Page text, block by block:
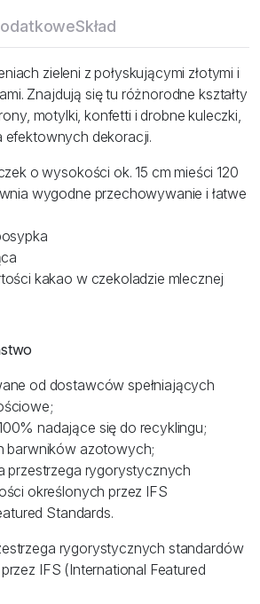
Skład
zieleni z połyskującymi złotymi i
Znajdują się tu różnorodne kształty
motylki, konfetti i drobne kuleczki,
efektownych dekoracji.
o wysokości ok. 15 cm mieści 120
wygodne przechowywanie i łatwe
kakao w czekoladzie mlecznej
od dostawców spełniających
nadające się do recyklingu;
barwników azotowych;
przestrzega rygorystycznych
określonych przez IFS
Standards.
rygorystycznych standardów
IFS (International Featured